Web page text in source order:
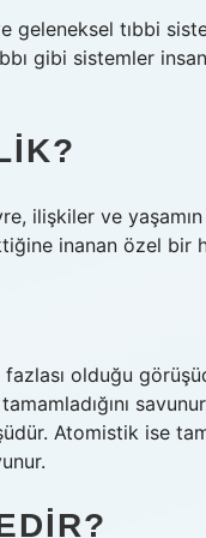
geleneksel tıbbi
gibi sistemler
ilişkiler ve
inanan özel bir
olduğu
Atomistik ise